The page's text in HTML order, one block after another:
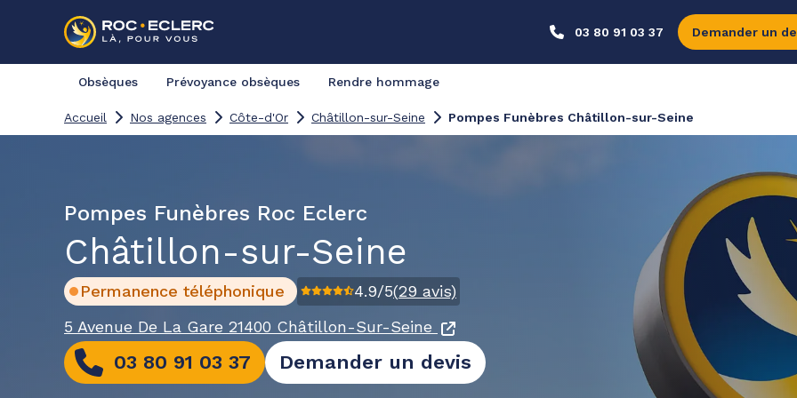
03 80 91 03 37 Demander un
Obsèques Prévoyance obsèques Rendre hommage
Accueil Nos agences Côte-d'Or Châtillon-sur-Seine Pompes Funèbres Châtillon-sur-Seine
Pompes Funèbres Roc Eclerc
Châtillon-sur-Seine
Permanence téléphonique 4.9/5(29 avis)
5 Avenue De La Gare 21400 Châtillon-Sur-Seine
03 80 91 03 37 Demander un devis